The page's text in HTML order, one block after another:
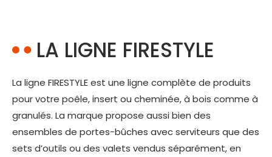
LA LIGNE FIRESTYLE
La ligne FIRESTYLE est une ligne complète de produits
pour votre poêle, insert ou cheminée, à bois comme à
granulés. La marque propose aussi bien des
ensembles de portes-bûches avec serviteurs que des
sets d’outils ou des valets vendus séparément, en